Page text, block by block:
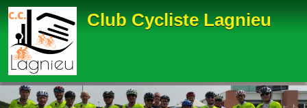
Club Cycliste Lagnieu
Panneau de gestion des cookies